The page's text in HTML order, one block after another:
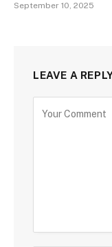
September 10, 2025
LEAVE A